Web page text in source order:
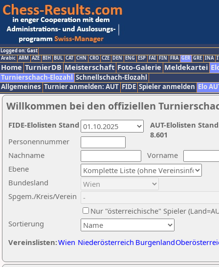
Logged on: Gast
Arabic ARM AZE BIH BUL CAT CHN CRO CZE DEN ENG ESP FAI FIN FRA GER GRE INA
Home TurnierDB Meisterschaft Foto-Galerie Meldekartei
Turnierschach-Elozahl Schnellschach-Elozahl
Allgemeines Turnier anmelden: AUT FIDE Spieler anmelden Elo
Willkommen bei den offiziellen
Nachname
Vorname
Ebene
Sortierung
Personennummer
Bundesland
Spgem./Kreis/Verein
Nur "österreichische" Spieler
Vereinslisten:Wien Niederösterreich Burgenland
AUT-Elolisten
8.601
FIDE-Elolisten Stand